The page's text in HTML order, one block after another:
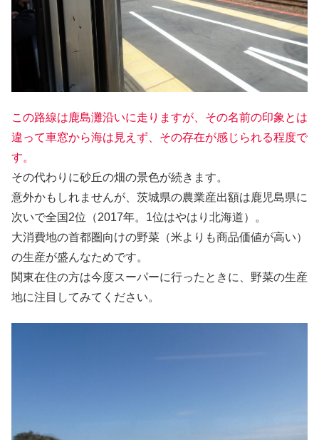
この路線は鹿島灘沿いに走りますが、その名前の印象とは
違って車窓から海は見えず、その存在が感じられる程度で
す。
その代わりに砂丘の畑の景色が続きます。
意外かもしれませんが、茨城県の農業産出額は鹿児島県に
次いで全国2位（2017年。1位はやはり北海道）。
大消費地の首都圏向けの野菜（米よりも商品価値が高い）
の生産が盛んなためです。
関東在住の方は今度スーパーに行ったときに、野菜の生産
地に注目してみてください。